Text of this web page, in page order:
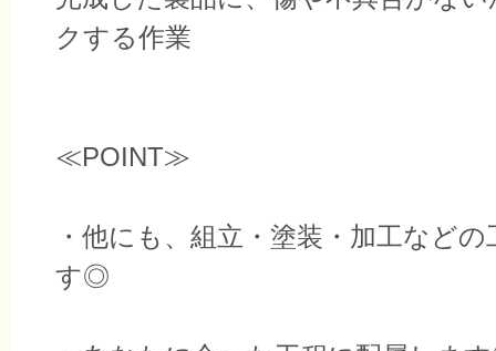
クする作業
≪POINT≫
・他にも、組立・塗装・加工など
す◎